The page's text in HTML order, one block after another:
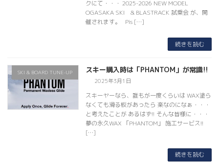
クにて・・・ 2025-2026 NEW MODEL
OGASAKA SKI & BLASTRACK 試乗会 が、開
催されます。 Pis […]
続きを読む
SKI & BOARD TUNE-UP スキー購入時は「PHANTOM」が常識!!
2025年3月1日
スキーヤーなら、誰もが一度くらいは WAX塗ら
なくても滑る板があったら 楽なのになぁ・・・
と考えたことが あるはず!! そんな皆様に・・・
夢の永久WAX 「PHANTOM」 施工サービス!!
[…]
続きを読む